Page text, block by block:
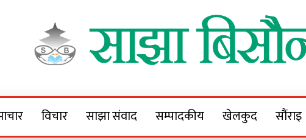
Sajha Bisaunee
विचार साझा संवाद सम्पादकीय खेलकुद सौंराइ